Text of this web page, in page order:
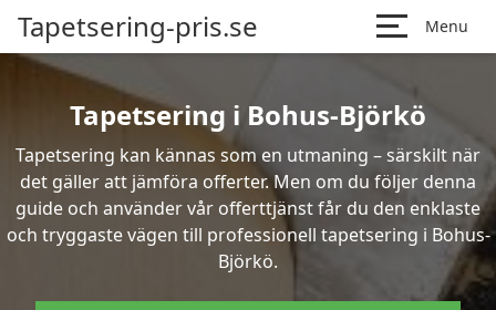
Tapetsering-pris.se Menu
Tapetsering i Bohus-Björkö
Tapetsering kan kännas som en utmaning – särskilt när
det gäller att jämföra offerter. Men om du följer denna
guide och använder vår offerttjänst får du den enklaste
och tryggaste vägen till professionell tapetsering i Bohus-
Björkö.